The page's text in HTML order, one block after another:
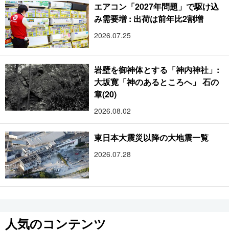
エアコン「2027年問題」で駆け込
み需要増 : 出荷は前年比2割増
2026.07.25
岩壁を御神体とする「神内神社」:
大坂寛「神のあるところへ」 石の
章(20)
2026.08.02
東日本大震災以降の大地震一覧
2026.07.28
人気のコンテンツ